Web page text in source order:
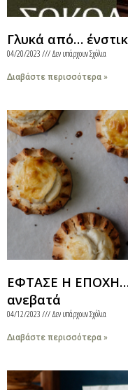
Γλυκά από…
04/20/2023 Δεν υπάρχουν Σχόλια
Διαβάστε περισσότερα »
ΕΦΤΑΣΕ Η ΕΠΟΧΗ…
ανεβατά
04/12/2023 Δεν υπάρχουν Σχόλια
Διαβάστε περισσότερα »